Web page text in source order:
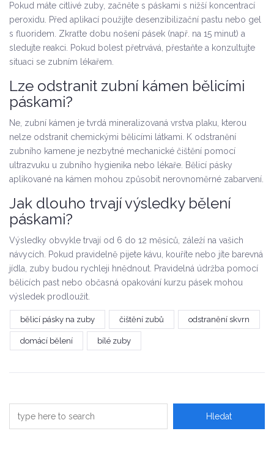
Pokud máte citlivé zuby, začněte s páskami s nižší koncentrací
peroxidu. Před aplikací použijte desenzibilizační pastu nebo gel
s fluoridem. Zkraťte dobu nošení pásek (např. na 15 minut) a
sledujte reakci. Pokud bolest přetrvává, přestaňte a konzultujte
situaci se zubním lékařem.
Lze odstranit zubní kámen bělicími
páskami?
Ne, zubní kámen je tvrdá mineralizovaná vrstva plaku, kterou
nelze odstranit chemickými bělicími látkami. K odstranění
zubního kamene je nezbytné mechanické čištění pomocí
ultrazvuku u zubního hygienika nebo lékaře. Bělicí pásky
aplikované na kámen mohou způsobit nerovnoměrné zabarvení.
Jak dlouho trvají výsledky bělení
páskami?
Výsledky obvykle trvají od 6 do 12 měsíců, záleží na vašich
návycích. Pokud pravidelně pijete kávu, kouříte nebo jíte barevná
jídla, zuby budou rychleji hnědnout. Pravidelná údržba pomocí
bělicích past nebo občasná opakování kurzu pásek mohou
výsledek prodloužit.
bělicí pásky na zuby čištění zubů odstranění skvrn
domácí bělení bílé zuby